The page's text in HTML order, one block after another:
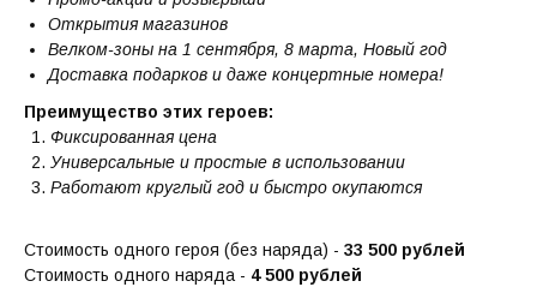
Открытия магазинов
Велком-зоны на 1 сентября, 8 марта, Новый год
Доставка подарков и даже концертные номера!
Преимущество этих героев:
Фиксированная цена
Универсальные и простые в использовании
Работают круглый год и быстро окупаются
Стоимость одного героя (без наряда) - 33 500 рублей
Стоимость одного наряда - 4 500 рублей